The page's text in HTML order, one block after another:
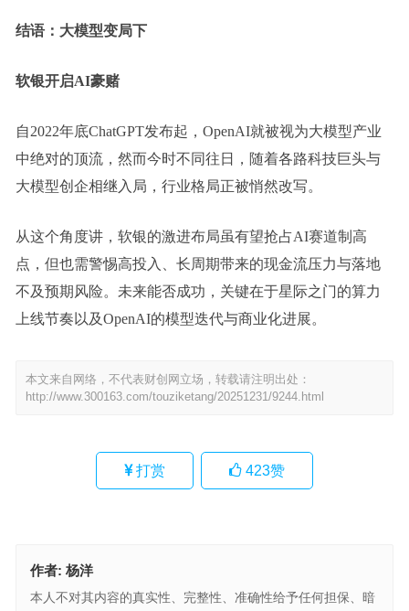
结语：大模型变局下
软银开启AI豪赌
自2022年底ChatGPT发布起，OpenAI就被视为大模型产业
中绝对的顶流，然而今时不同往日，随着各路科技巨头与
大模型创企相继入局，行业格局正被悄然改写。
从这个角度讲，软银的激进布局虽有望抢占AI赛道制高
点，但也需警惕高投入、长周期带来的现金流压力与落地
不及预期风险。未来能否成功，关键在于星际之门的算力
上线节奏以及OpenAI的模型迭代与商业化进展。
本文来自网络，不代表财创网立场，转载请注明出处：
http://www.300163.com/touziketang/20251231/9244.html
打赏 423赞
作者: 杨洋
本人不对其内容的真实性、完整性、准确性给予任何担保、暗